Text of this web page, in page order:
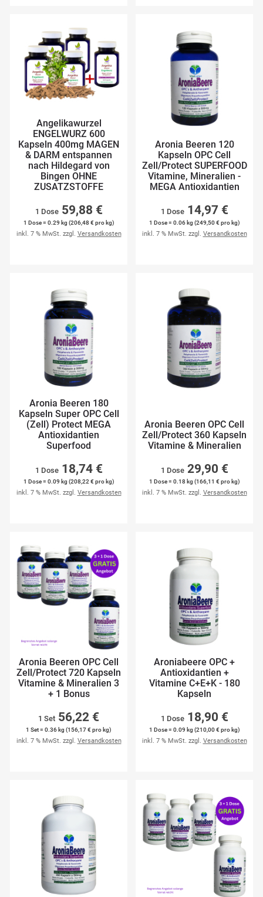
Angelikawurzel
ENGELWURZ 600
Kapseln 400mg MAGEN
& DARM entspannen
nach Hildegard von
Bingen OHNE
ZUSATZSTOFFE
1 Dose 59,88 €
1 Dose = 0.29 kg (206,48 € pro kg)
inkl. 7 % MwSt. zzgl. Versandkosten
Aronia Beeren 120
Kapseln OPC Cell
Zell/Protect SUPERFOOD
Vitamine, Mineralien -
MEGA Antioxidantien
1 Dose 14,97 €
1 Dose = 0.06 kg (249,50 € pro kg)
inkl. 7 % MwSt. zzgl. Versandkosten
Aronia Beeren 180
Kapseln Super OPC Cell
(Zell) Protect MEGA
Antioxidantien
Superfood
1 Dose 18,74 €
1 Dose = 0.09 kg (208,22 € pro kg)
inkl. 7 % MwSt. zzgl. Versandkosten
Aronia Beeren OPC Cell
Zell/Protect 360 Kapseln
Vitamine & Mineralien
1 Dose 29,90 €
1 Dose = 0.18 kg (166,11 € pro kg)
inkl. 7 % MwSt. zzgl. Versandkosten
Aronia Beeren OPC Cell
Zell/Protect 720 Kapseln
Vitamine & Mineralien 3
+ 1 Bonus
1 Set 56,22 €
1 Set = 0.36 kg (156,17 € pro kg)
inkl. 7 % MwSt. zzgl. Versandkosten
Aroniabeere OPC +
Antioxidantien +
Vitamine C+E+K - 180
Kapseln
1 Dose 18,90 €
1 Dose = 0.09 kg (210,00 € pro kg)
inkl. 7 % MwSt. zzgl. Versandkosten